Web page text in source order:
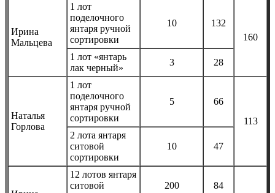
Ирина
Мальцева
1 лот
поделочного
янтаря ручной
сортировки
10
132
160
1 лот «янтарь
лак черный»
3 28
Наталья
Горлова
1 лот
поделочного
янтаря ручной
сортировки
5
66
113
2 лота янтаря
ситовой
сортировки
10 47
12 лотов янтаря
ситовой
200 84